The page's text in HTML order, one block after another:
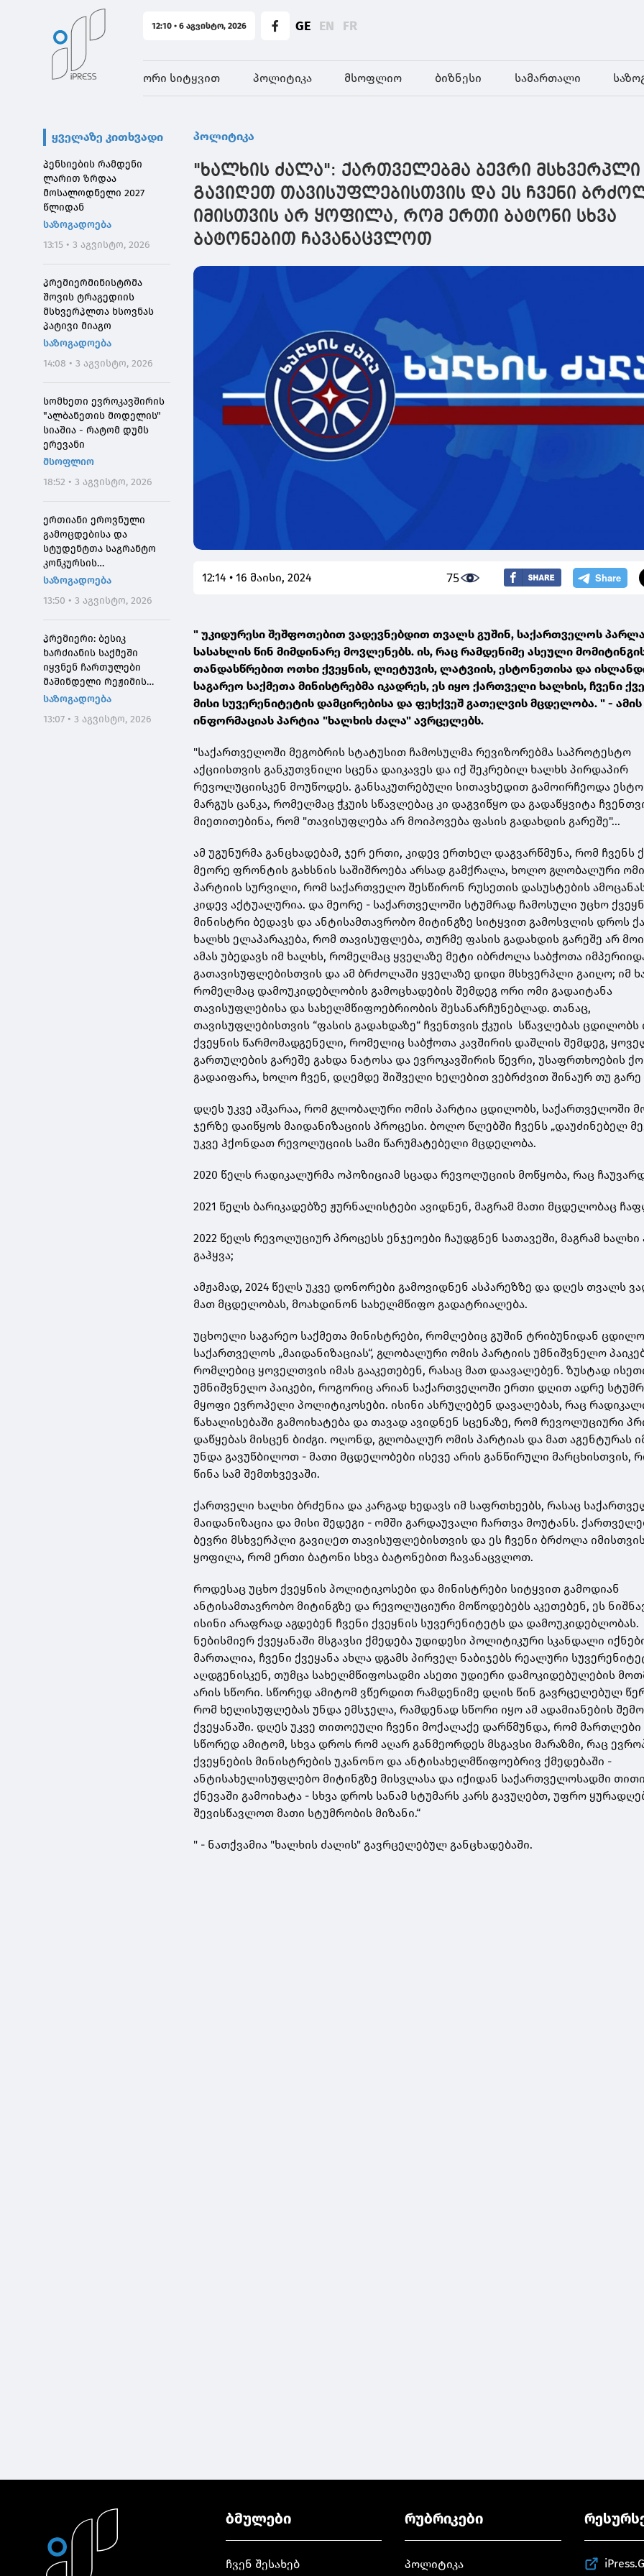
12:10 • 6 აგვისტო, 2026 GE EN FR
ორი სიტყვით პოლიტიკა მსოფლიო ბიზნესი სამართალი
ყველაზე კითხვადი
პენსიების რამდენი
ლარით ზრდაა
მოსალოდნელი 2027
წლიდან
საზოგადოება
13:15 • 3 აგვისტო, 2026
პრემიერმინისტრმა
შოვის ტრაგედიის
მსხვერპლთა ხსოვნას
პატივი მიაგო
საზოგადოება
14:08 • 3 აგვისტო, 2026
სომხეთი ევროკავშირის
"ალბანეთის მოდელის"
სიაშია - რატომ დუმს
ერევანი
მსოფლიო
18:52 • 3 აგვისტო, 2026
ერთიანი ეროვნული
გამოცდებისა და
სტუდენტთა საგრანტო
კონკურსის
მონაწილეებისთვის
განაცხადების მიღება 4
აგვისტოს 10:00
საათიდან დაიწყება
საზოგადოება
13:50 • 3 აგვისტო, 2026
პრემიერი: ბესიკ
ხარძიანის საქმეში
იყვნენ ჩართულები
მაშინდელი რეჟიმის
მაღალჩინოსნები, ეს
შეგვახსენებს იმას, თუ
საზოგადოება
13:07 • 3 აგვისტო, 2026
პოლიტიკა
"ხალხის ძალა": ქართველებმა ბევრი მსხვერპლი
გავიღეთ თავისუფლებისთვის და ეს ჩვენი
იმისთვის არ ყოფილა, რომ ერთი ბატონი სხვა
ბატონებით ჩავანაცვლოთ
12:14 • 16 მაისი, 2024 75
" უკიდურესი შეშფოთებით ვადევნებდით თვალს გუშინ, საქართველოს
სასახლის წინ მიმდინარე მოვლენებს. ის, რაც რამდენიმე ასეული
თანდასწრებით ოთხი ქვეყნის, ლიეტუვის, ლატვიის, ესტონეთისა და
საგარეო საქმეთა მინისტრებმა იკადრეს, ეს იყო ქართველი ხალხის, ჩვენი
მისი სუვერენიტეტის დამცირებისა და ფეხქვეშ გათელვის მცდელობა. " - ამის
ინფორმაციას პარტია "ხალხის ძალა" ავრცელებს.
"საქართველოში მეგობრის სტატუსით ჩამოსულმა რევიზორებმა საპროტესტო
აქციისთვის განკუთვნილი სცენა დაიკავეს და იქ შეკრებილ ხალხს პირდაპირ
რევოლუციისკენ მოუწოდეს. განსაკუთრებული სითავხედით გამოირჩეოდა
მარგუს ცანკა, რომელმაც ჭკუის სწავლებაც კი დაგვიწყო და გადაწყვიტა
მიეთითებინა, რომ "თავისუფლება არ მოიპოვება ფასის გადახდის გარეშე"...
ამ უგუნურმა განცხადებამ, ჯერ ერთი, კიდევ ერთხელ დაგვარწმუნა, რომ ჩვენს
მეორე ფრონტის გახსნის საშიშროება არსად გამქრალა, ხოლო გლობალური
პარტიის სურვილი, რომ საქართველო შესწირონ რუსეთის დასუსტების
კიდევ აქტუალურია. და მეორე - საქართველოში სტუმრად ჩამოსული უცხო
მინისტრი ბედავს და ანტისამთავრობო მიტინგზე სიტყვით გამოსვლის დროს
ხალხს ელაპარაკება, რომ თავისუფლება, თურმე ფასის გადახდის გარეშე არ
ამას უბედავს იმ ხალხს, რომელმაც ყველაზე მეტი იბრძოლა საბჭოთა
გათავისუფლებისთვის და ამ ბრძოლაში ყველაზე დიდი მსხვერპლი გაიღო; იმ
რომელმაც დამოუკიდებლობის გამოცხადების შემდეგ ორი ომი გადაიტანა
თავისუფლებისა და სახელმწიფოებრიობის შესანარჩუნებლად. თანაც,
თავისუფლებისთვის “ფასის გადახდაზე“ ჩვენთვის ჭკუის სწავლებას ცდილობს
ქვეყნის წარმომადგენელი, რომელიც საბჭოთა კავშირის დაშლის შემდეგ,
გართულების გარეშე გახდა ნატოსა და ევროკავშირის წევრი, უსაფრთხოების
გადაიფარა, ხოლო ჩვენ, დღემდე შიშველი ხელებით ვებრძვით შინაურ თუ გარე
დღეს უკვე აშკარაა, რომ გლობალური ომის პარტია ცდილობს, საქართველოში
ჯერზე დაიწყოს მაიდანიზაციის პროცესი. ბოლო წლებში ჩვენს „დაუძინებელ
უკვე ჰქონდათ რევოლუციის სამი წარუმატებელი მცდელობა.
2020 წელს რადიკალურმა ოპოზიციამ სცადა რევოლუციის მოწყობა, რაც
2021 წელს ბარიკადებზე ჟურნალისტები ავიდნენ, მაგრამ მათი მცდელობაც
2022 წელს რევოლუციურ პროცესს ენჯეოები ჩაუდგნენ სათავეში, მაგრამ ხალხი
გაჰყვა;
ამჟამად, 2024 წელს უკვე დონორები გამოვიდნენ ასპარეზზე და დღეს თვალს
მათ მცდელობას, მოახდინონ სახელმწიფო გადატრიალება.
უცხოელი საგარეო საქმეთა მინისტრები, რომლებიც გუშინ ტრიბუნიდან
საქართველოს „მაიდანიზაციას“, გლობალური ომის პარტიის უმნიშვნელო
რომლებიც ყოველთვის იმას გააკეთებენ, რასაც მათ დაავალებენ. ზუსტად
უმნიშვნელო პაიკები, როგორიც არიან საქართველოში ერთი დღით ადრე
მყოფი ევროპელი პოლიტიკოსები. ისინი ასრულებენ დავალებას, რაც
წახალისებაში გამოიხატება და თავად ავიდნენ სცენაზე, რომ რევოლუციური
დაწყებას მისცენ ბიძგი. ოღონდ, გლობალურ ომის პარტიას და მათ აგენტურას
უნდა გავუწბილოთ - მათი მცდელობები ისევე არის განწირული მარცხისთვის,
წინა სამ შემთხვევაში.
ქართველი ხალხი ბრძენია და კარგად ხედავს იმ საფრთხეებს, რასაც
მაიდანიზაცია და მისი შედეგი - ომში გარდაუვალი ჩართვა მოუტანს.
ბევრი მსხვერპლი გავიღეთ თავისუფლებისთვის და ეს ჩვენი ბრძოლა
ყოფილა, რომ ერთი ბატონი სხვა ბატონებით ჩავანაცვლოთ.
როდესაც უცხო ქვეყნის პოლიტიკოსები და მინისტრები სიტყვით გამოდიან
ანტისამთავრობო მიტინგზე და რევოლუციური მოწოდებებს აკეთებენ, ეს
ისინი არაფრად აგდებენ ჩვენი ქვეყნის სუვერენიტეტს და დამოუკიდებლობას.
ნებისმიერ ქვეყანაში მსგავსი ქმედება უდიდესი პოლიტიკური სკანდალი
მართალია, ჩვენი ქვეყანა ახლა დგამს პირველ ნაბიჯებს რეალური
აღდგენისკენ, თუმცა სახელმწიფოსადმი ასეთი უდიერი დამოკიდებულების
არის სწორი. სწორედ ამიტომ ვწერდით რამდენიმე დღის წინ გავრცელებულ
რომ ხელისუფლებას უნდა ემსჯელა, რამდენად სწორი იყო ამ ადამიანების
ქვეყანაში. დღეს უკვე თითოეული ჩვენი მოქალაქე დარწმუნდა, რომ მართლები
სწორედ ამიტომ, სხვა დროს რომ აღარ განმეორდეს მსგავსი მარაზმი, რაც
ქვეყნების მინისტრების უკანონო და ანტისახელმწიფოებრივ ქმედებაში -
ანტისახელისუფლებო მიტინგზე მისვლასა და იქიდან საქართველოსადმი
ქნევაში გამოიხატა - სხვა დროს სანამ სტუმარს კარს გავუღებთ, უფრო
შევისწავლოთ მათი სტუმრობის მიზანი.“
" - ნათქვამია "ხალხის ძალის" გავრცელებულ განცხადებაში.
ბმულები
ჩვენ შესახებ
რუბრიკები
პოლიტიკა